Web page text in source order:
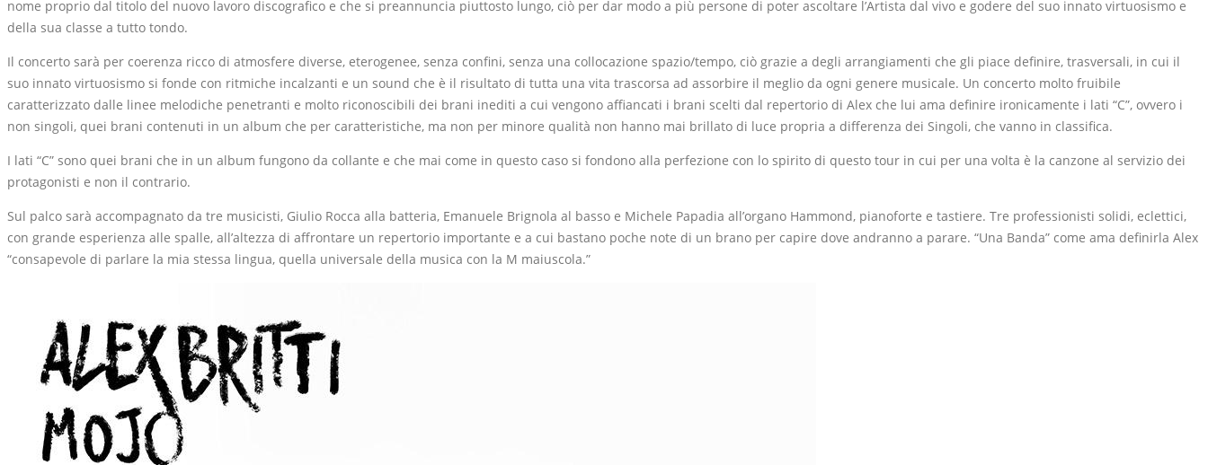
nome proprio dal titolo del nuovo lavoro discografico e che si preannuncia piuttosto lungo, ciò per dar modo a più persone di poter ascoltare l’Artista dal vivo e godere del suo innato virtuosismo e
della sua classe a tutto tondo.
Il concerto sarà per coerenza ricco di atmosfere diverse, eterogenee, senza confini, senza una collocazione spazio/tempo, ciò grazie a degli arrangiamenti che gli piace definire, trasversali, in cui il
suo innato virtuosismo si fonde con ritmiche incalzanti e un sound che è il risultato di tutta una vita trascorsa ad assorbire il meglio da ogni genere musicale. Un concerto molto fruibile
caratterizzato dalle linee melodiche penetranti e molto riconoscibili dei brani inediti a cui vengono affiancati i brani scelti dal repertorio di Alex che lui ama definire ironicamente i lati “C”, ovvero i
non singoli, quei brani contenuti in un album che per caratteristiche, ma non per minore qualità non hanno mai brillato di luce propria a differenza dei Singoli, che vanno in classifica.
I lati “C” sono quei brani che in un album fungono da collante e che mai come in questo caso si fondono alla perfezione con lo spirito di questo tour in cui per una volta è la canzone al servizio dei
protagonisti e non il contrario.
Sul palco sarà accompagnato da tre musicisti, Giulio Rocca alla batteria, Emanuele Brignola al basso e Michele Papadia all’organo Hammond, pianoforte e tastiere. Tre professionisti solidi, eclettici,
con grande esperienza alle spalle, all’altezza di affrontare un repertorio importante e a cui bastano poche note di un brano per capire dove andranno a parare. “Una Banda” come ama definirla Alex
“consapevole di parlare la mia stessa lingua, quella universale della musica con la M maiuscola.”